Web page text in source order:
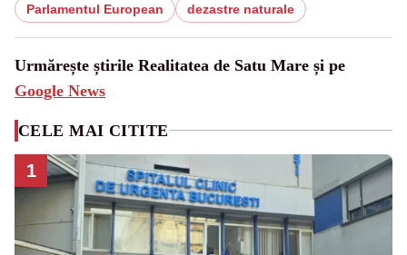
Parlamentul European dezastre naturale
Urmărește știrile Realitatea de Satu Mare și pe
Google News
CELE MAI CITITE
1